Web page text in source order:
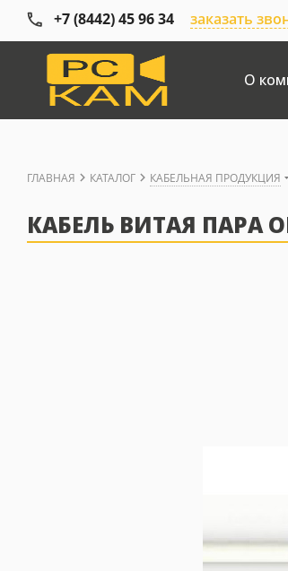
+7 (8442) 45 96 34 заказать
О
ГЛАВНАЯ КАТАЛОГ КАБЕЛЬНАЯ ПРОДУКЦИЯ
КАБЕЛЬ ВИТАЯ ПАРА